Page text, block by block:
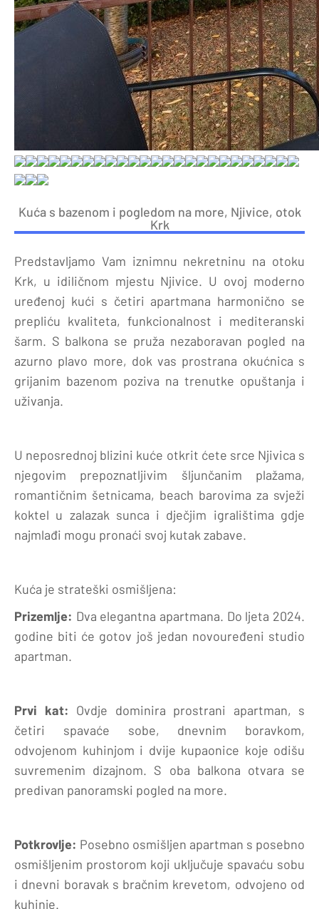
Kuća s bazenom i pogledom na more, Njivice, otok
Krk
Predstavljamo Vam iznimnu nekretninu na otoku
Krk, u idiličnom mjestu Njivice. U ovoj moderno
uređenoj kući s četiri apartmana harmonično se
prepliću kvaliteta, funkcionalnost i mediteranski
šarm. S balkona se pruža nezaboravan pogled na
azurno plavo more, dok vas prostrana okućnica s
grijanim bazenom poziva na trenutke opuštanja i
uživanja.
U neposrednoj blizini kuće otkrit ćete srce Njivica s
njegovim prepoznatljivim šljunčanim plažama,
romantičnim šetnicama, beach barovima za svježi
koktel u zalazak sunca i dječjim igralištima gdje
najmlađi mogu pronaći svoj kutak zabave.
Kuća je strateški osmišljena:
Prizemlje: Dva elegantna apartmana. Do ljeta 2024.
godine biti će gotov još jedan novouređeni studio
apartman.
Prvi kat: Ovdje dominira prostrani apartman, s
četiri spavaće sobe, dnevnim boravkom,
odvojenom kuhinjom i dvije kupaonice koje odišu
suvremenim dizajnom. S oba balkona otvara se
predivan panoramski pogled na more.
Potkrovlje: Posebno osmišljen apartman s posebno
osmišljenim prostorom koji uključuje spavaću sobu
i dnevni boravak s bračnim krevetom, odvojeno od
kuhinje.